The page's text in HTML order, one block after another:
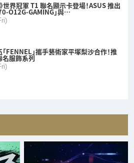
世界冠軍 T1 聯名顯示卡登場！ASUS 推出
O12G-GAMING」與…
FENNEL」攜手藝術家平塚梨沙合作！推
名服飾系列